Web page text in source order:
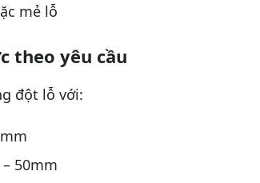
mẻ lỗ
theo yêu cầu
đột lỗ với:
50mm